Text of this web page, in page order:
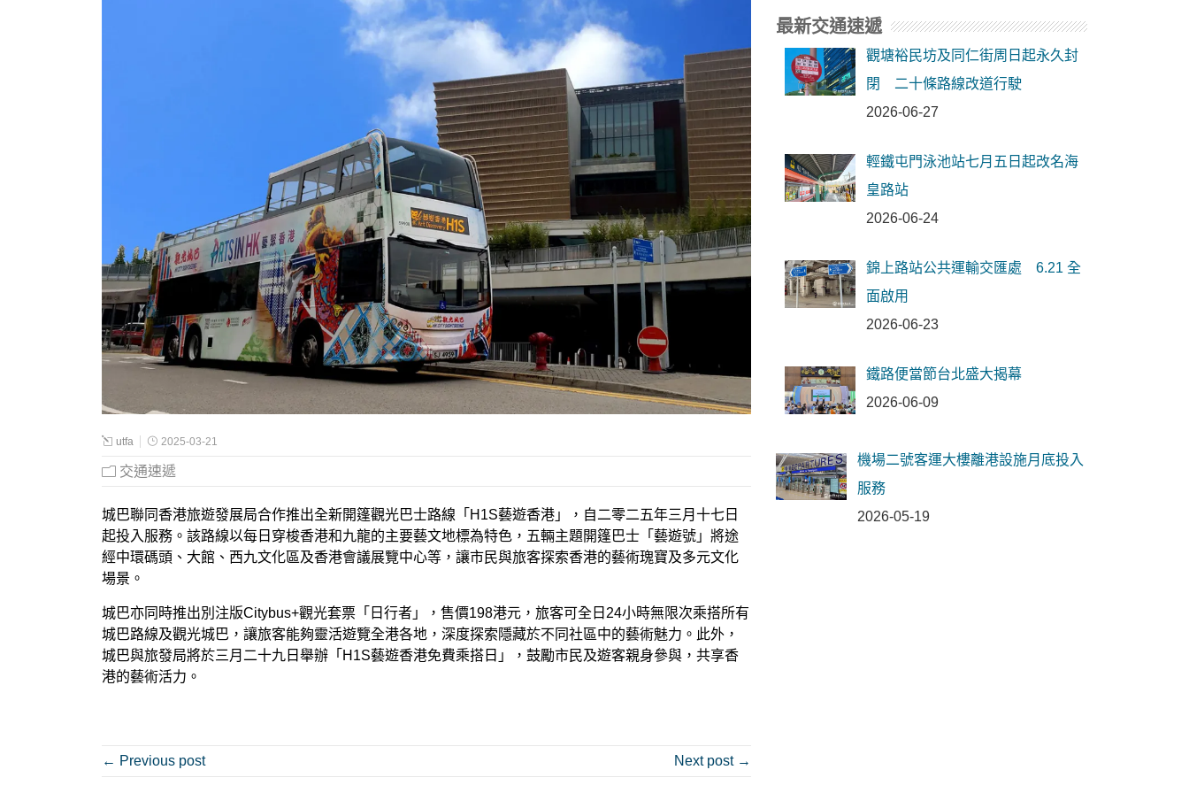
utfa 2025-03-21
交通速遞
城巴聯同香港旅遊發展局合作推出全新開篷觀光巴士路線「H1S藝遊香港」，自二零二五年三月十七日
起投入服務。該路線以每日穿梭香港和九龍的主要藝文地標為特色，五輛主題開篷巴士「藝遊號」將途
經中環碼頭、大館、西九文化區及香港會議展覽中心等，讓市民與旅客探索香港的藝術瑰寶及多元文化
場景。
城巴亦同時推出別注版Citybus+觀光套票「日行者」，售價198港元，旅客可全日24小時無限次乘搭所有
城巴路線及觀光城巴，讓旅客能夠靈活遊覽全港各地，深度探索隱藏於不同社區中的藝術魅力。此外，
城巴與旅發局將於三月二十九日舉辦「H1S藝遊香港免費乘搭日」，鼓勵市民及遊客親身參與，共享香
港的藝術活力。
← Previous post Next post →
最新交通速遞
觀塘裕民坊及同仁街周日起永久封
閉 二十條路線改道行駛
2026-06-27
輕鐵屯門泳池站七月五日起改名海
皇路站
2026-06-24
錦上路站公共運輸交匯處 6.21 全
面啟用
2026-06-23
鐵路便當節台北盛大揭幕
2026-06-09
機場二號客運大樓離港設施月底投入
服務
2026-05-19